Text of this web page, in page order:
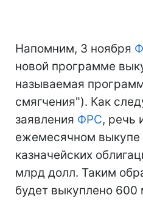
Напомним, 3 ноября
новой программе
называемая
смягчения"). Как
заявления ФРС, речь
ежемесячном выкупе
казначейских
млрд долл. Таким
будет выкуплено 600